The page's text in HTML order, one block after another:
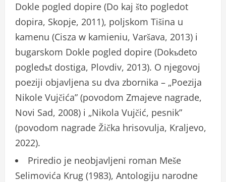
Dokle pogled dopire (Do kaj što pogledot
dopira, Skopje, 2011), poljskom Tišina u
kamenu (Cisza w kamieniu, Varšava, 2013) i
bugarskom Dokle pogled dopire (Dokъdeto
pogledъt dostiga, Plovdiv, 2013). O njegovoj
poeziji objavljena su dva zbornika – „Poezija
Nikole Vujčića” (povodom Zmajeve nagrade,
Novi Sad, 2008) i „Nikola Vujčić, pesnik”
(povodom nagrade Žička hrisovulja, Kraljevo,
2022).
Priredio je neobjavljeni roman Meše
Selimovića Krug (1983), Antologiju narodne